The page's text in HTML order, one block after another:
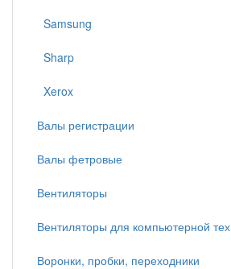
Samsung
Sharp
Xerox
Валы регистрации
Валы фетровые
Вентиляторы
Вентиляторы для компьютерной тех
Воронки, пробки, переходники